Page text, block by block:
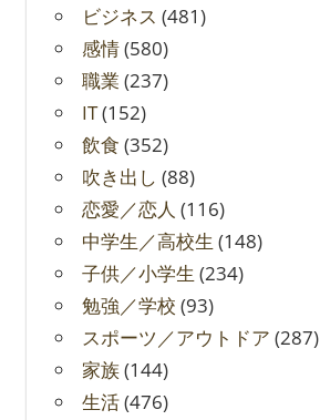
ビジネス (481)
感情(580)
職業 (237)
IT(152)
飲食 (352)
吹き出し (88)
恋愛／恋人 (116)
中学生／高校生 (148)
子供／小学生 (234)
勉強／学校 (93)
スポーツ／アウトドア (287)
家族(144)
生活(476)